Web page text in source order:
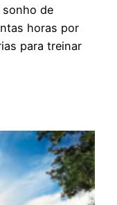
sonho de
horas por
para treinar